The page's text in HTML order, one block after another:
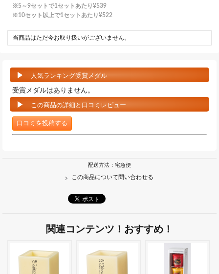
5～9セットで1セットあたり¥539
10セット以上で1セットあたり¥522
当商品はただ今お取り扱いがございません。
人気ランキング受賞メダル
受賞メダルはありません。
この商品の詳細と口コミレビュー
口コミを投稿する
配送方法：宅急便
この商品について問い合わせる
関連コンテンツ！おすすめ！